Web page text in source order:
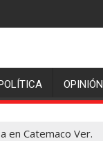
OPINIÓN
en Catemaco Ver.